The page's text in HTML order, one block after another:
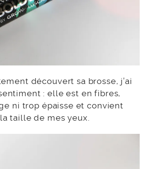
découvert sa brosse, j’ai
: elle est en fibres,
ni trop épaisse et convient
taille de mes yeux.